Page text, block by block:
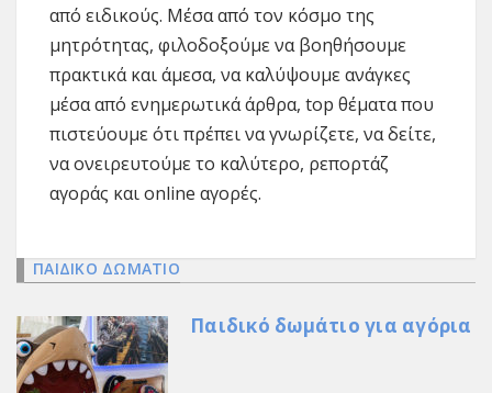
από ειδικούς. Μέσα από τον κόσμο της
μητρότητας, φιλοδοξούμε να βοηθήσουμε
πρακτικά και άμεσα, να καλύψουμε ανάγκες
μέσα από ενημερωτικά άρθρα, top θέματα που
πιστεύουμε ότι πρέπει να γνωρίζετε, να δείτε,
να ονειρευτούμε το καλύτερο, ρεπορτάζ
αγοράς και online αγορές.
ΠΑΙΔΙΚΟ ΔΩΜΑΤΙΟ
Παιδικό δωμάτιο για αγόρια